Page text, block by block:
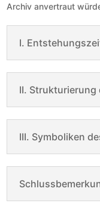
Archiv anvertraut
I.
II. Strukturierung
III. Symboliken